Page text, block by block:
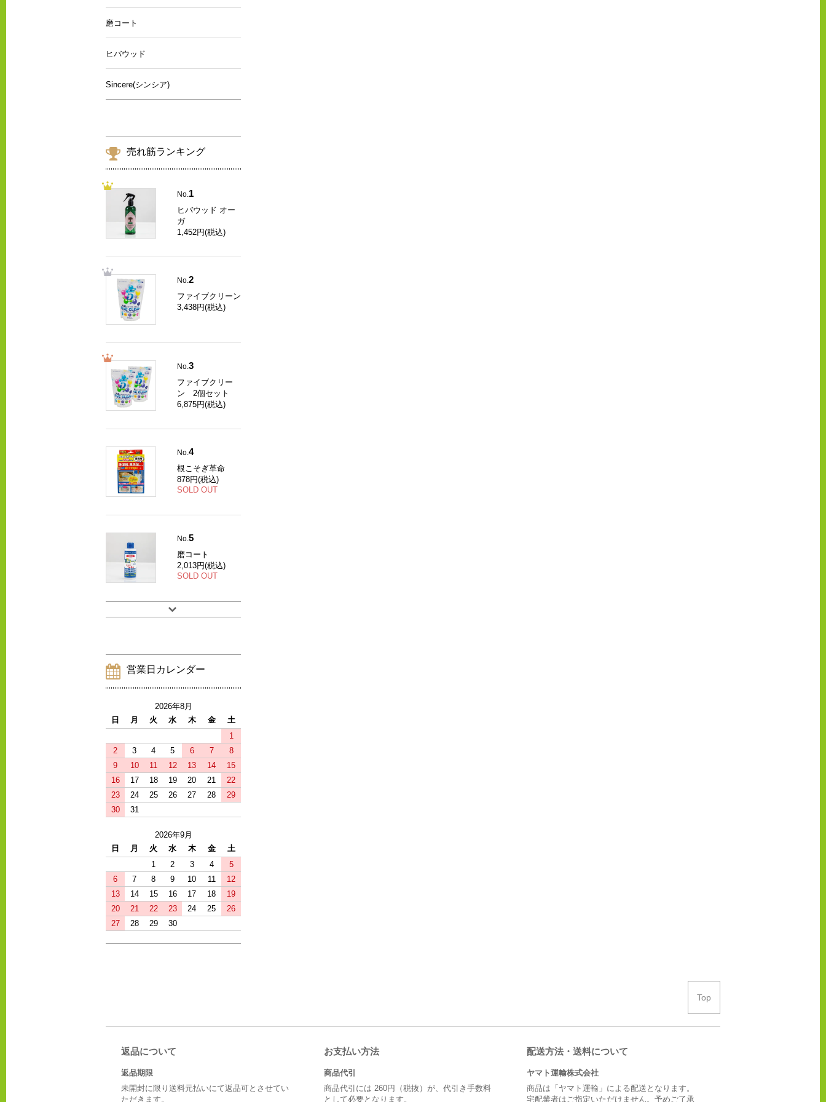
磨コート
ヒバウッド
Sincere(シンシア)
売れ筋ランキング
No. 1
ヒバウッド オー
ガ
1,452円(税込)
No.2
ファイブクリーン
3,438円(税込)
No.3
ファイブクリー
ン 2個セット
6,875円(税込)
No.4
根こそぎ革命
878円(税込)
SOLD OUT
No.5
磨コート
2,013円(税込)
SOLD OUT
営業日カレンダー
2026年8月
日
月 火 水 木 金
土
1
2
3 4 5 6 7
8
9
10 11 12 13 14
15
16
17 18 19 20 21
22
23
24 25 26 27 28
29
30
31
2026年9月
日
月 火 水 木 金
土
1
2 3 4
5
6
7 8 9 10 11
12
13
14 15 16 17 18
19
20
21 22 23 24 25
26
27
28 29 30
Top
返品について
返品期限
未開封に限り送料元払いにて返品可とさせてい
ただきます。
お支払い方法
商品代引
商品代引には 260円（税抜）が、代引き手数料
として必要となります。
配送方法・送料について
ヤマト運輸株式会社
商品は「ヤマト運輸」による配送となります。
宅配業者はご指定いただけません。予めご了承